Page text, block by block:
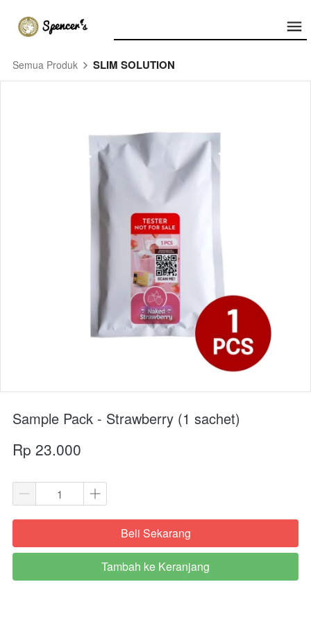
Semua Produk SLIM SOLUTION
Sample Pack - Strawberry (1 sachet)
Rp 23.000
`Beli Sekarang
`
Tambah ke Keranjang